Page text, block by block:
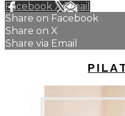
Facebook XEmail
Share on Facebook
Share on X
Share via Email